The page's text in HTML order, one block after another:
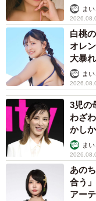
ん、第5位「上田晋
一方、女性部門の
んでした。映画『
マ役が印象的なほか
番組に出演するなど
といいます。
また、女性部門の第
ました。コロナ禍に
いることを自身の
ラ」好きを公言し
てい
たい」
ま
白桃
オレ
大暴
ま
3児の
わざ
かし
ま
あの
合う
アー